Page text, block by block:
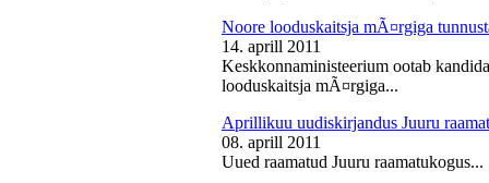
Noore looduskaitsja mÃ¤rgiga
14. aprill 2011
Keskkonnaministeerium ootab
looduskaitsja mÃ¤rgiga...
Aprillikuu uudiskirjandus Juuru
08. aprill 2011
Uued raamatud Juuru raamatukogus...